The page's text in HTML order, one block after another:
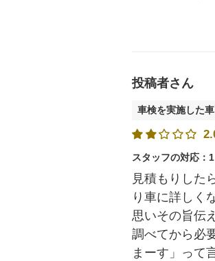
投稿者さん
車検を実施した
スタッフの対応：1
見積もりした
り車に詳しく
思いその旨伝
調べてから必
まーす」って